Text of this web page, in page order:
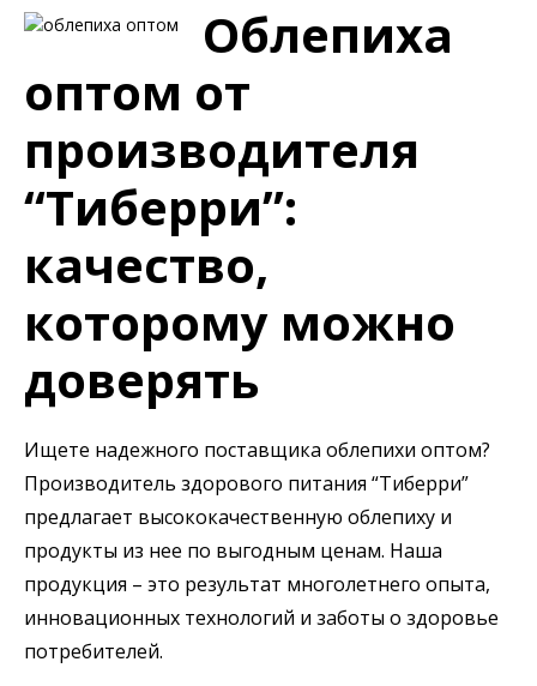
Облепиха
оптом от
производителя
“Тиберри”:
качество,
которому можно
доверять
Ищете надежного поставщика облепихи оптом?
Производитель здорового питания “Тиберри”
предлагает высококачественную облепиху и
продукты из нее по выгодным ценам. Наша
продукция – это результат многолетнего опыта,
инновационных технологий и заботы о здоровье
потребителей.